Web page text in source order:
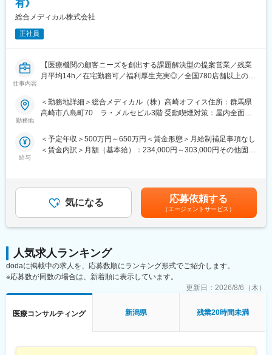
ア、年間10万個を世界50ヶ国へ供給
■日本人の骨格に合わせた骨折や骨格矯正の治療用インプラント・
プレートの開発
変更の範囲：会社の定める業務
【組織構成】
■年間休日126日／土日祝（完全週休2日制）
■残業5～10時間/月程度
【豊富な福利厚生】
(30歳まで15,000円/月、35歳まで10,000円/月)
■扶養家族手当 / 会社規程に該当の場合
(配偶者12,000円、子1人につき8,000円)
■保養所（多数) など
【日本・アメリカでの手術台のシェアはNo.1】
アは日本、アメリカでトップクラスを誇っています。
【安定した経営基盤】
創業から100年、無借金経営を続け、盤石の経営基盤が確立して
います。
社員一人ひとりの主体性を尊重するワークスタイルや能力と実績
を正当に評価する人事考課も当社の特徴の一つとなっておりま
有》
総合メディカル株式会社
正社員
仕事内容
【医療機関の顧客ニーズを創出する課題解決型の提案営業／残業
月平均14h／在宅勤務可／福利厚生充実◎／全国780店舗以上の調
【業務概要】
■担当する医療機関に対し、定期面談で運営/経営課題をヒアリン
グ、課題解決に向け、様々な商材をご提案いただきます。
【商材一例】
総合メディカルグループの商材を全て提案できるため、解決幅が
広く顧客の悩みに寄り添えるポジションです。顧客である医療機
関の経営コンサルティングを行いながら、以下提案を行っていた
■経営改善に関する各種提案
■医療機関への院内テレビレンタル等のアメニティに関する提案
■開業支援(新規開業、継承開業)など当社サービスの企画・提案営
■医師紹介
勤務地
＜勤務地詳細＞総合メディカル（株）高崎オフィス住所：群馬県
高崎市八島町70 ラ・メルセビル3階 受動喫煙対策：屋内全面禁
ワークを行う場所を含む）
給与
＜予定年収＞500万円～650万円＜賃金形態＞月給制補足事項なし
＜賃金内訳＞月額（基本給）：234,000円～303,000円その他固定
(約10～20時間分の時間外手当として支給)賞与年2回（7月・12
月）※2024年度実績4.4ヵ月昇給年1回（4月）賃金はあくまでも目
安の金額であり、選考を通じて上下する可能性があります。月給
(月額)は固定手当を含めた表記です。
気になる 応募依頼する
（エージェントサービス）
人気求人ランキング
dodaに掲載中の求人を、応募数順にランキング形式でご紹介します。
※応募数が同数の場合は、新着順に表示しています。
更新日： 2026/8/6（木）
医療コンサルティング 新潟県 残業20時間未満